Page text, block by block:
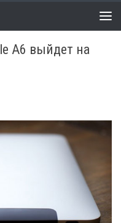
0 COMMENTS
A6 выйдет на